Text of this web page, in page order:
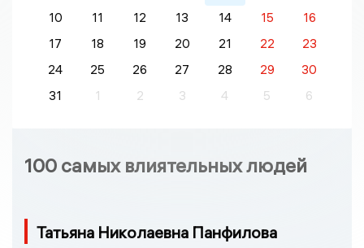
10
11 12 13 14 15
16
17
18 19 20 21 22
23
24
25 26 27 28 29
30
31
1 2 3 4 5 6
100 самых влиятельных людей
Татьяна Николаевна Панфилова